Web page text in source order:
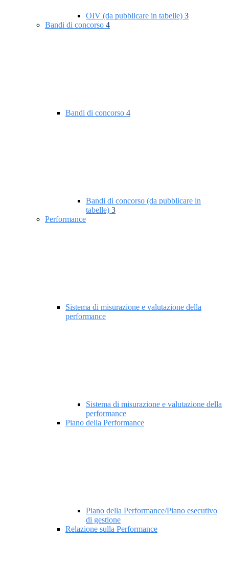
OIV (da pubblicare in tabelle) 3
Bandi di concorso 4
Bandi di concorso 4
Bandi di concorso (da pubblicare in
tabelle) 3
Performance
Sistema di misurazione e valutazione della
performance
Sistema di misurazione e valutazione della
performance
Piano della Performance
Piano della Performance/Piano esecutivo
di gestione
Relazione sulla Performance